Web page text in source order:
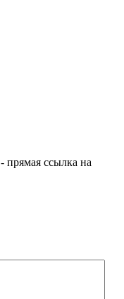
прямая ссылка на